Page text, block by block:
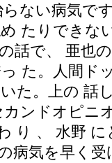
らない病気で
たりできな
話で、 亜也
た。人間ド
た。上の 話
カンドオピ
り 、 水野
病気を早く